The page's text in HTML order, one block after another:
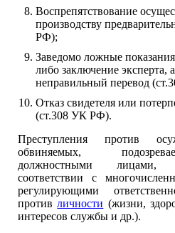
Воспрепятствование
производству
РФ);
Заведомо ложные показания
либо заключение эксперта,
неправильный перевод
Отказ свидетеля или
(ст.308 УК РФ).
Преступления против
обвиняемых,
должностными лицами,
соответствии с
регулирующими
противличности (жизни,
интересов службы и др.).